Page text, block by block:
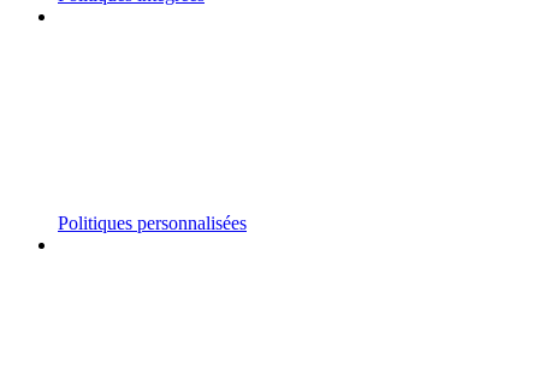
Politiques personnalisées